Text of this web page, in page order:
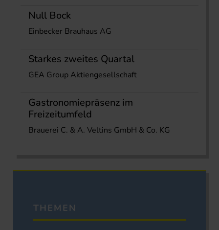
Null Bock
Einbecker Brauhaus AG
Starkes zweites Quartal
GEA Group Aktiengesellschaft
Gastronomiepräsenz im
Freizeitumfeld
Brauerei C. & A. Veltins GmbH & Co. KG
THEMEN